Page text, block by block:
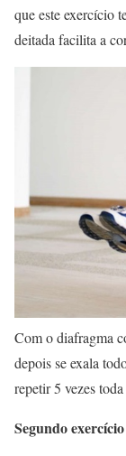
que este exercício
deitada facilita a
Com o diafragma
depois se exala
repetir 5 vezes
Segundo exercício